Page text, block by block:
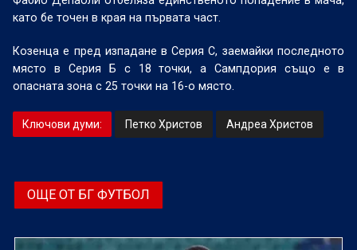
като бе точен в края на първата част.
Козенца е пред изпадане в Серия С, заемайки последното
място в Серия Б с 18 точки, а Сампдория също е в
опасната зона с 25 точки на 16-о място.
Ключови думи: Петко Христов Андреа Христов
ОЩЕ ОТ БГ ФУТБОЛ